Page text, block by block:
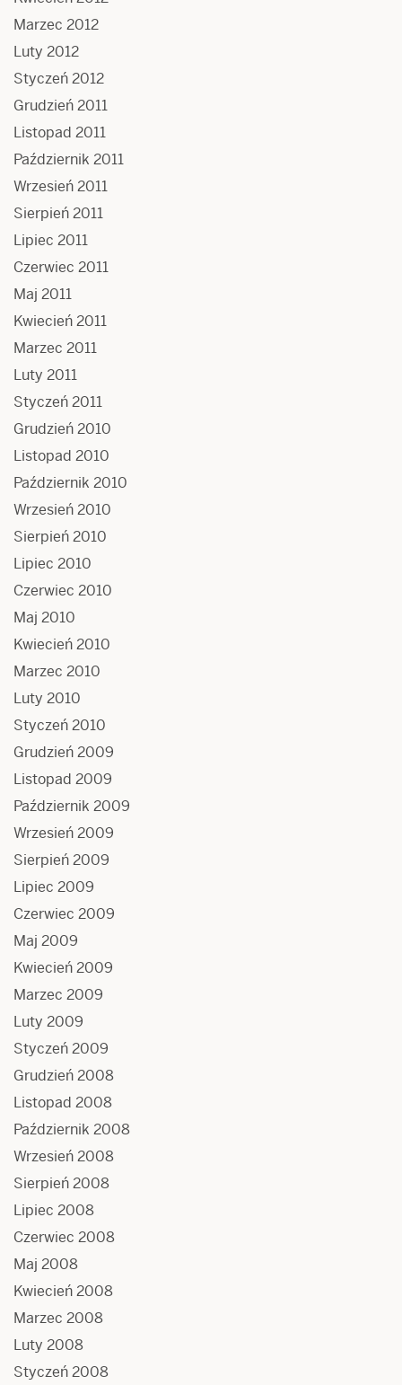
Marzec 2012
Luty 2012
Styczeń 2012
Grudzień 2011
Listopad 2011
Październik 2011
Wrzesień 2011
Sierpień 2011
Lipiec 2011
Czerwiec 2011
Maj 2011
Kwiecień 2011
Marzec 2011
Luty 2011
Styczeń 2011
Grudzień 2010
Listopad 2010
Październik 2010
Wrzesień 2010
Sierpień 2010
Lipiec 2010
Czerwiec 2010
Maj 2010
Kwiecień 2010
Marzec 2010
Luty 2010
Styczeń 2010
Grudzień 2009
Listopad 2009
Październik 2009
Wrzesień 2009
Sierpień 2009
Lipiec 2009
Czerwiec 2009
Maj 2009
Kwiecień 2009
Marzec 2009
Luty 2009
Styczeń 2009
Grudzień 2008
Listopad 2008
Październik 2008
Wrzesień 2008
Sierpień 2008
Lipiec 2008
Czerwiec 2008
Maj 2008
Kwiecień 2008
Marzec 2008
Luty 2008
Styczeń 2008